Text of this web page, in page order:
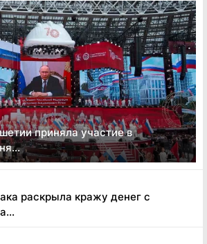
приняла участие в
раскрыла кражу денег с